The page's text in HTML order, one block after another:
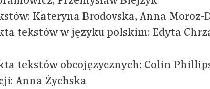
Kateryna Brodovska, Anna Moroz-
tekstów w języku polskim: Edyta
tekstów obcojęzycznych: Colin
Anna Żychska